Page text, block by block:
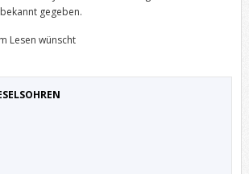
gegeben.
Lesen wünscht